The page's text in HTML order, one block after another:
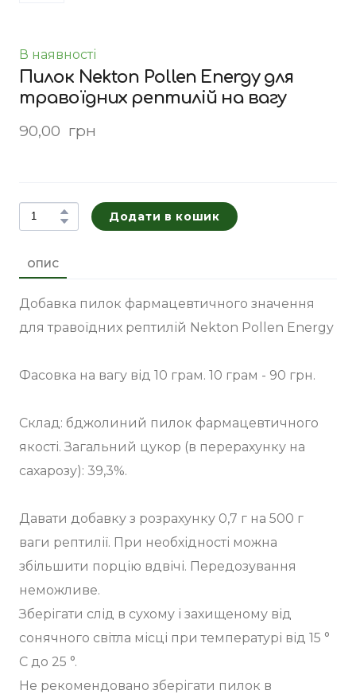
В наявності
Пилок Nekton Pollen Energy для
травоїдних рептилій на вагу
90,00  грн
Додати в кошик
ОПИС
Добавка пилок фармацевтичного значення
для травоїдних рептилій Nekton Pollen Energy
Фасовка на вагу від 10 грам. 10 грам - 90 грн.
Склад: бджолиний пилок фармацевтичного
якості. Загальний цукор (в перерахунку на
сахарозу): 39,3%.
Давати добавку з розрахунку 0,7 г на 500 г
ваги рептилії. При необхідності можна
збільшити порцію вдвічі. Передозування
неможливе.
Зберігати слід в сухому і захищеному від
сонячного світла місці при температурі від 15 °
C до 25 °.
Не рекомендовано зберігати пилок в